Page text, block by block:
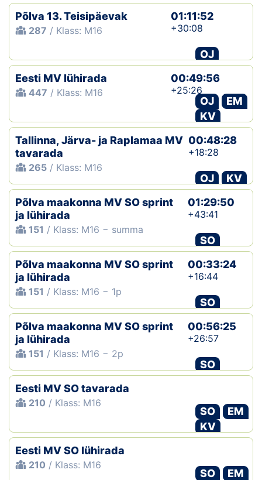
Põlva 13. Teisipäevak
287 / Klass: M16
01:11:52
+30:08
OJ
Eesti MV lühirada
447 / Klass: M16
00:49:56
+25:26
OJ
EM
KV
Tallinna, Järva- ja Raplamaa MV
tavarada
265 / Klass: M16
00:48:28
+18:28
OJ
KV
Põlva maakonna MV SO sprint
ja lühirada
151 / Klass: M16 − summa
01:29:50
+43:41
SO
Põlva maakonna MV SO sprint
ja lühirada
151 / Klass: M16 − 1p
00:33:24
+16:44
SO
Põlva maakonna MV SO sprint
ja lühirada
151 / Klass: M16 − 2p
00:56:25
+26:57
SO
Eesti MV SO tavarada
210 / Klass: M16
SO
EM
KV
Eesti MV SO lühirada
210 / Klass: M16
SO
EM